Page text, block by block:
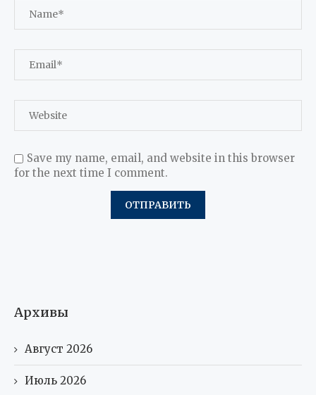
Save my name, email, and website in this browser
for the next time I comment.
Архивы
Август 2026
Июль 2026